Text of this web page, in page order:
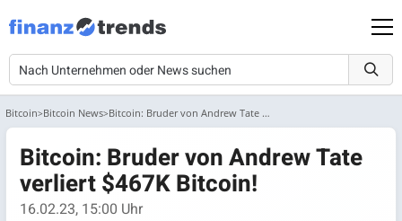
Bitcoin Bitcoin News Bitcoin: Bruder von Andrew Tate verliert $467K Bitcoin!
Bitcoin: Bruder von Andrew Tate
verliert $467K Bitcoin!
16.02.23, 15:00 Uhr